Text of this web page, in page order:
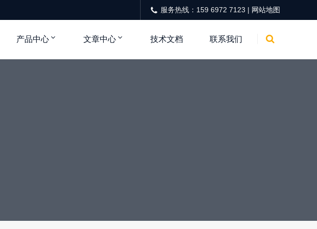
服务热线：159 6972 7123 | 网站地图
产品中心 文章中心 技术文档 联系我们